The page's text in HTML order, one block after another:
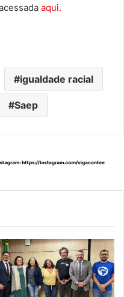
aqui.
igualdade racial
Saep